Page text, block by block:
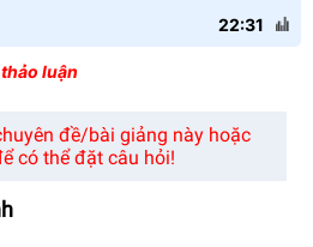
22:31
luận
đề/bài giảng này hoặc
có thể đặt câu hỏi!